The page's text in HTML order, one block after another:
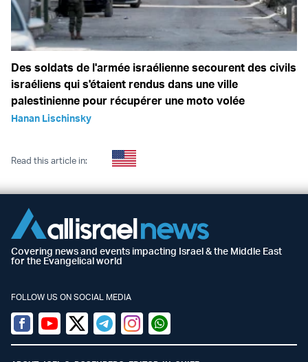
Des soldats de l'armée israélienne secourent des civils
israéliens qui s'étaient rendus dans une ville
palestinienne pour récupérer une moto volée
Hanan Lischinsky
Read this article in:
Covering news and events impacting Israel & the Middle East
for the Evangelical world
FOLLOW US ON SOCIAL MEDIA
Facebook
YoutubeTwitter (X)
TelegramInstagramWhatsapp